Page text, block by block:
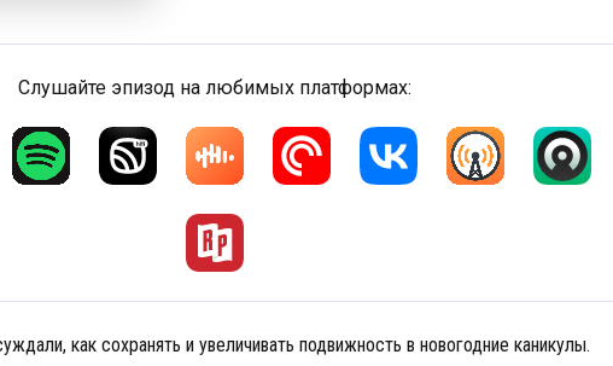
Слушайте эпизод на любимых платформах:
как сохранять и увеличивать подвижность в новогодние каникулы.